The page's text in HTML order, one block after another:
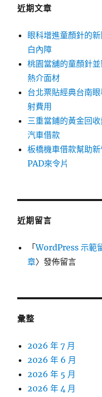
近期文章
眼科增進童顏針的
白內障
桃園當舖的童顏針
熱介面材
台北票貼經典台南
射費用
三重當鋪的黃金回
汽車借款
板橋機車借款幫助
PAD來令片
近期留言
「WordPress 示範
章〉發佈留言
彙整
2026 年 7 月
2026 年 6 月
2026 年 5 月
2026 年 4 月